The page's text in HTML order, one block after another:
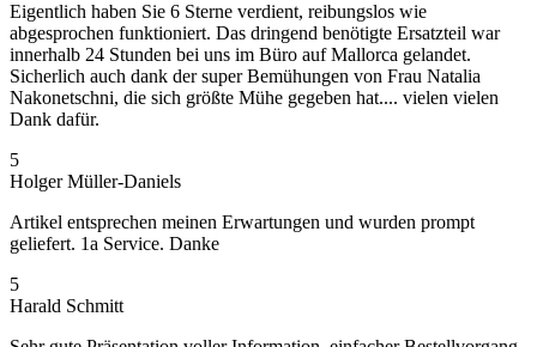
Eigentlich haben Sie 6 Sterne verdient, reibungslos wie
abgesprochen funktioniert. Das dringend benötigte Ersatzteil war
innerhalb 24 Stunden bei uns im Büro auf Mallorca gelandet.
Sicherlich auch dank der super Bemühungen von Frau Natalia
Nakonetschni, die sich größte Mühe gegeben hat.... vielen vielen
Dank dafür.
5
Holger Müller-Daniels
Artikel entsprechen meinen Erwartungen und wurden prompt
geliefert. 1a Service. Danke
5
Harald Schmitt